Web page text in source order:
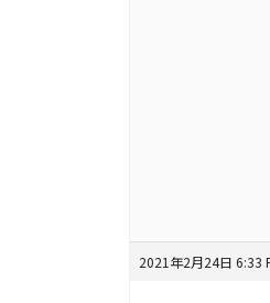
2021年2月24日 6:33